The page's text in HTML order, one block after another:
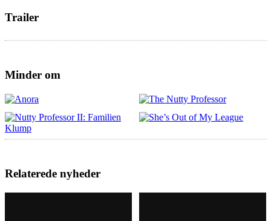
Trailer
Minder om
Relaterede nyheder